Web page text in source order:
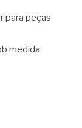
para peças
medida